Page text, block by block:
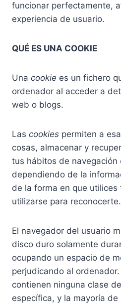
funcionar perfectamente,
experiencia de usuario.
QUÉ ES UNA COOKIE
Una cookie es un fichero
ordenador al acceder a
web o blogs.
Las cookies permiten a
cosas, almacenar y
tus hábitos de navegación
dependiendo de la
de la forma en que utilices
utilizarse para reconocerte.
El navegador del usuario
disco duro solamente
ocupando un espacio de
perjudicando al
contienen ninguna clase
específica, y la mayoría